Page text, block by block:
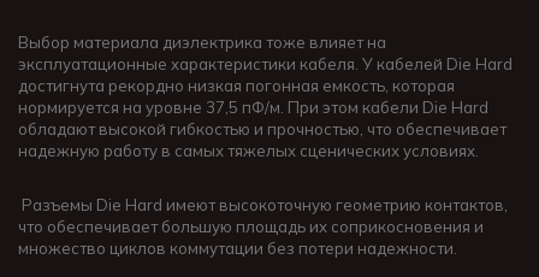
Выбор материала диэлектрика тоже влияет на
эксплуатационные характеристики кабеля. У кабелей Die Hard
достигнута рекордно низкая погонная емкость, которая
нормируется на уровне 37,5 пФ/м. При этом кабели Die Hard
обладают высокой гибкостью и прочностью, что обеспечивает
надежную работу в самых тяжелых сценических условиях.
Разъемы Die Hard имеют высокоточную геометрию контактов,
что обеспечивает большую площадь их соприкосновения и
множество циклов коммутации без потери надежности.